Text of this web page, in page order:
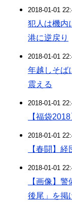
2018-01-01
犯人は機内
港に逆戻り
2018-01-01
年越しそば
震える
2018-01-01
【福袋
2018-01-01
【春闘】
2018-01-01
【画像】
後尾」を